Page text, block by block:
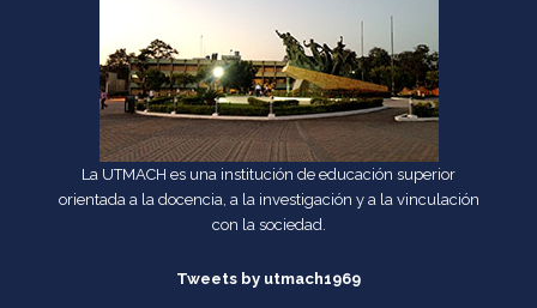
La UTMACH es una institución de educación superior
orientada a la docencia, a la investigación y a la vinculación
con la sociedad.
Tweets by utmach1969